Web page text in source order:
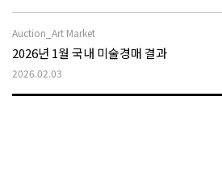
Auction_Art Market
2026년 1월 국내 미술경매 결과
2026.02.03